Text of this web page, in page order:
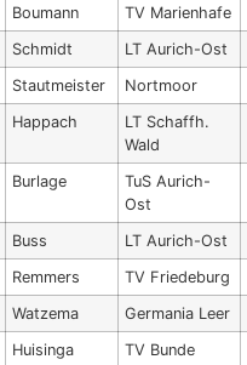
Boumann
TV Marienhafe
Schmidt
LT Aurich-Ost
Stautmeister
Nortmoor
Happach
LT Schaffh.
Wald
Burlage
TuS Aurich-
Ost
Buss
LT Aurich-Ost
Remmers
TV Friedeburg
Watzema
Germania Leer
Huisinga
TV Bunde